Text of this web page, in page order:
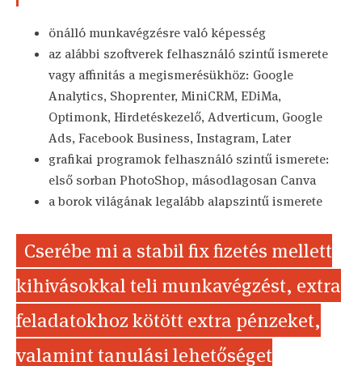
önálló munkavégzésre való képesség
az alábbi szoftverek felhasználó szintű ismerete
vagy affinitás a megismerésükhöz: Google
Analytics, Shoprenter, MiniCRM, EDiMa,
Optimonk, Hirdetéskezelő, Adverticum, Google
Ads, Facebook Business, Instagram, Later
grafikai programok felhasználó szintű ismerete:
első sorban PhotoShop, másodlagosan Canva
a borok világának legalább alapszintű ismerete
Cserébe mi a stabil fix fizetés mellett
kihivásokkal teli munkavégzést, extra
feladatokhoz kötött extra pénzeket,
valamint tanulási lehetőséget